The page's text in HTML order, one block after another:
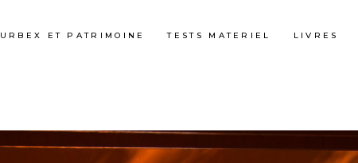
URBEX ET PATRIMOINE TESTS MATERIEL LIVRES